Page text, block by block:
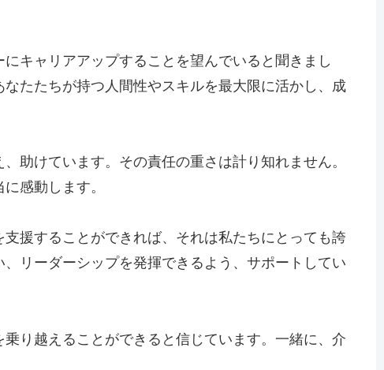
キャリアアップすることを望んでいると聞きまし
たたちが持つ人間性やスキルを最大限に活かし、成
助けています。その責任の重さは計り知れません。
感動します。
援することができれば、それは私たちにとっても誇
リーダーシップを発揮できるよう、サポートしてい
り越えることができると信じています。一緒に、介